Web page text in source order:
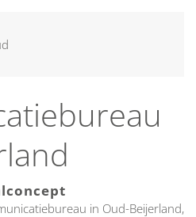
in Oud-Beijerland,